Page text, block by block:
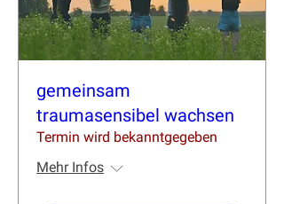
gemeinsam
traumasensibel wachsen
Termin wird bekanntgegeben
Mehr Infos